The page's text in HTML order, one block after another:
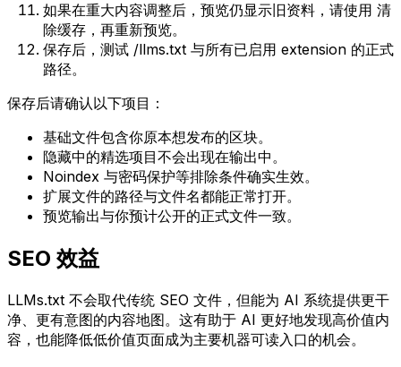
如果在重大内容调整后，预览仍显示旧资料，请使用 清
除缓存 ，再重新预览。
保存后，测试 /llms.txt 与所有已启用 extension 的正式
路径。
保存后请确认以下项目：
基础文件包含你原本想发布的区块。
隐藏中的精选项目不会出现在输出中。
Noindex 与密码保护等排除条件确实生效。
扩展文件的路径与文件名都能正常打开。
预览输出与你预计公开的正式文件一致。
SEO 效益
LLMs.txt 不会取代传统 SEO 文件，但能为 AI 系统提供更干
净、更有意图的内容地图。这有助于 AI 更好地发现高价值内
容，也能降低低价值页面成为主要机器可读入口的机会。